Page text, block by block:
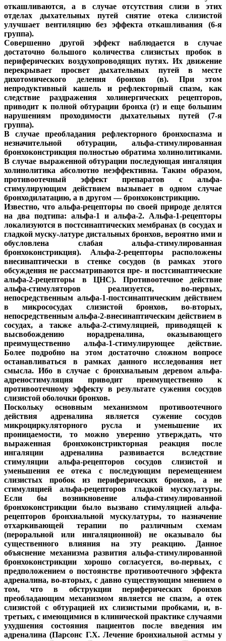
откашливаются, а в случае отсутствия слизи в этих
отделах дыхательных путей снятие отека слизистой
улучшает вентиляцию без эффекта откашливания (6-я
группа).
Совершенно другой эффект наблюдается в случае
достаточно большого количества слизистых пробок в
периферических воздухопроводящих путях. Их движение
перекрывает просвет дыхательных путей в месте
дихотомического деления бронхов (в). При этом
непродуктивный кашель и рефлекторный спазм, как
следствие раздражения холинергических рецепторов,
приводит к полной обтурации бронха (г) и еще большим
нарушениям проходимости дыхательных путей (7-я
группа).
В случае преобладания рефлекторного бронхоспазма и
незначительной обтурации, альфа-стимулированная
бронхоконстрикция полностью обратима холинолитиками.
В случае выраженной обтурации последующая ингаляция
холинолитика абсолютно неэффективна. Таким образом,
противоотечный эффект препаратов с альфа-
стимулирующим действием вызывает в одном случае
бронходилатацию, а в другом — бронхоконстрикцию.
Известно, что альфа-рецепторы по своей природе делятся
на два подтипа: альфа-1 и альфа-2. Альфа-1-рецепторы
локализуются в постсинаптических мембранах (в сосудах и
гладкой муску-латуре дистальных бронхов, вероятно ими и
обусловлена слабая альфа-стимулированная
бронхоконстрикция). Альфа-2-рецепторы расположены
внесинаптически в стенке сосудов (в рамках этого
обсуждения не рассматриваются пре- и постсинаптические
альфа-2-рецепторы в ЦНС). Противоотечное действие
альфа-стимуляторов реализуется, во-первых,
непосредственным альфа-1-постсинаптическим действием
в микрососудах слизистой бронхов, во-вторых,
непосредственным альфа-2-внесинаптическим действием в
сосудах, а также альфа-2-стимуляцией, приводящей к
высвобождению норадреналина, оказывающего
преимущественно альфа-1-стимулирующее действие.
Более подробно на этом достаточно сложном вопросе
останавливаться в рамках данного исследования нет
смысла. Ибо в случае с бронхиальным деревом альфа-
адреностимуляция приводит преимущественно к
противоотечному эффекту в результате сужения сосудов
слизистой оболочки бронхов.
Поскольку основным механизмом противоотечного
действия адреналина является сужение сосудов
микроциркуляторного русла и уменьшение их
проницаемости, то можно уверенно утверждать, что
выраженная бронхоконстрикторная реакция после
ингаляции адреналина развивается вследствие
стимуляции альфа-рецепторов сосудов слизистой и
уменьшения ее отека с последующим перемещением
слизистых пробок из периферических бронхов, а не
стимуляцией альфа-рецепторов гладкой мускулатуры.
Если бы возникновение альфа-стимулированной
бронхоконстрикции было вызвано стимуляцией альфа-
рецепторов бронхиальной мускулатуры, то назначение
отхаркивающей терапии по различным схемам
(пероральной или ингаляционной) не оказывало бы
существенного влияния на эту реакцию. Данное
объяснение механизма развития альфа-стимулированной
бронхоконстрикции хорошо согласуется, во-первых, с
предположением о постоянстве противоотечного эффекта
адреналина, во-вторых, с давно существующим мнением о
том, что в обструкции периферических бронхов
преобладающим механизмом является не спазм, а отек
слизистой с обтурацией их слизистыми пробками, и, в-
третьих, с имеющимися в клинической практике случаями
ухудшения состояния пациентов после введения им
адреналина (Парсонс Г.Х. Лечение бронхиальной астмы у